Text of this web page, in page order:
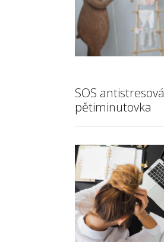
SOS antistresová
pětiminutovka